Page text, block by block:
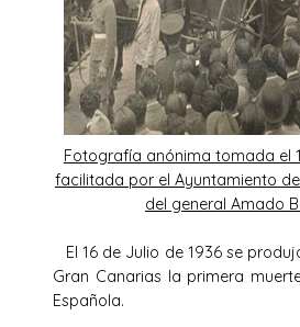
Fotografía anónima tomada el
facilitada por el Ayuntamiento
del general Amado
El 16 de Julio de 1936 se
Gran Canarias la primera
Española.